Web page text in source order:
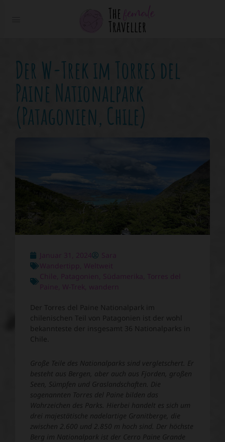
Der W-Trek im Torres del
Paine Nationalpark
(Patagonien, Chile)
Januar 31, 2024
Sara
Wandertipp, Weltweit
Chile, Patagonien, Südamerika, Torres del
Paine, W-Trek, wandern
Der Torres del Paine Nationalpark im
chilenischen Teil von Patagonien ist der wohl
bekannteste der insgesamt 36 Nationalparks in
Chile.
Große Teile des Nationalparks sind vergletschert. Er
besteht aus Bergen, aber auch aus Fjorden, großen
Seen, Sümpfen und Graslandschaften. Die
sogenannten Torres del Paine bilden das
Wahrzeichen des Parks. Hierbei handelt es sich um
drei majestätische nadelartige Granitberge, die
zwischen 2.600 und 2.850 m hoch sind. Der höchste
Berg im Nationalpark ist der Cerro Paine Grande